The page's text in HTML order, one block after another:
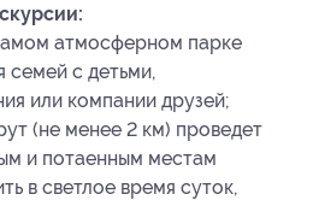
атмосферном парке
семей с детьми,
или компании друзей;
(не менее 2 км) проведет
и потаенным местам
в светлое время суток,